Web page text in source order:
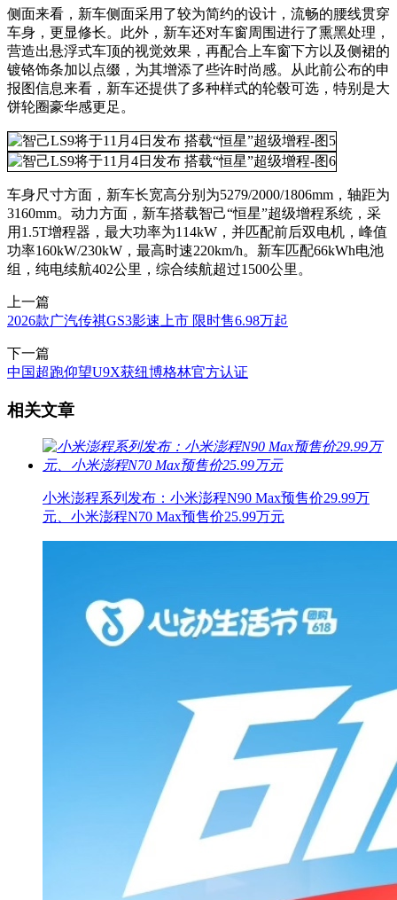
侧面来看，新车侧面采用了较为简约的设计，流畅的腰线贯穿
车身，更显修长。此外，新车还对车窗周围进行了熏黑处理，
营造出悬浮式车顶的视觉效果，再配合上车窗下方以及侧裙的
镀铬饰条加以点缀，为其增添了些许时尚感。从此前公布的申
报图信息来看，新车还提供了多种样式的轮毂可选，特别是大
饼轮圈豪华感更足。
车身尺寸方面，新车长宽高分别为5279/2000/1806mm，轴距为
3160mm。动力方面，新车搭载智己“恒星”超级增程系统，采
用1.5T增程器，最大功率为114kW，并匹配前后双电机，峰值
功率160kW/230kW，最高时速220km/h。新车匹配66kWh电池
组，纯电续航402公里，综合续航超过1500公里。
上一篇
2026款广汽传祺GS3影速上市 限时售6.98万起
下一篇
中国超跑仰望U9X获纽博格林官方认证
相关文章
小米澎程系列发布：小米澎程N90 Max预售价29.99万
元、小米澎程N70 Max预售价25.99万元